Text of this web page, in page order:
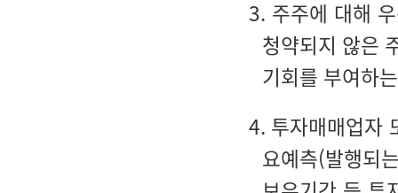
3. 주주에 대해
청약되지 않은
기회를 부여하
4. 투자매매업자
요예측(발행되